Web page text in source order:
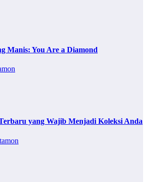
Manis: You Are a Diamond
yang Wajib Menjadi Koleksi Anda